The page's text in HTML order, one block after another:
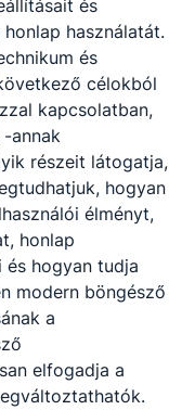
és
használatát.
és
célokból
kapcsolatban,
annak
részeit látogatja,
hogyan
élményt,
honlap
és hogyan tudja
modern böngésző
a
elfogadja a